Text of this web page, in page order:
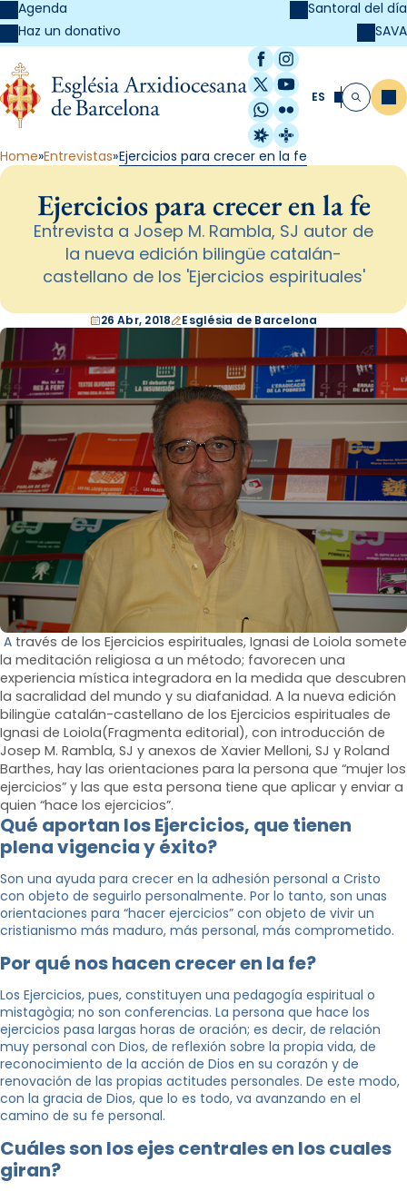
Agenda
Haz un donativo
Santoral del día
SAVA
Facebook
Instagram
X / Twitter
YouTube
WhatsApp
Flickr
Radio Estel
Catalunya
ES Buscar
Home Entrevistas Ejercicios para crecer en la fe
Ejercicios para crecer en la fe
Entrevista a Josep M. Rambla, SJ autor de
la nueva edición bilingüe catalán-
castellano de los 'Ejercicios espirituales'
26 Abr, 2018 Església de Barcelona
A través de los Ejercicios espirituales, Ignasi de Loiola somete
la meditación religiosa a un método; favorecen una
experiencia mística integradora en la medida que descubren
la sacralidad del mundo y su diafanidad. A la nueva edición
bilingüe catalán-castellano de los Ejercicios espirituales de
Ignasi de Loiola(Fragmenta editorial), con introducción de
Josep M. Rambla, SJ y anexos de Xavier Melloni, SJ y Roland
Barthes, hay las orientaciones para la persona que “mujer los
ejercicios” y las que esta persona tiene que aplicar y enviar a
quien “hace los ejercicios”.
Qué aportan los Ejercicios, que tienen
plena vigencia y éxito?
Son una ayuda para crecer en la adhesión personal a Cristo
con objeto de seguirlo personalmente. Por lo tanto, son unas
orientaciones para “hacer ejercicios” con objeto de vivir un
cristianismo más maduro, más personal, más comprometido.
Por qué nos hacen crecer en la fe?
Los Ejercicios, pues, constituyen una pedagogía espiritual o
mistagògia; no son conferencias. La persona que hace los
ejercicios pasa largas horas de oración; es decir, de relación
muy personal con Dios, de reflexión sobre la propia vida, de
reconocimiento de la acción de Dios en su corazón y de
renovación de las propias actitudes personales. De este modo,
con la gracia de Dios, que lo es todo, va avanzando en el
camino de su fe personal.
Cuáles son los ejes centrales en los cuales
giran?